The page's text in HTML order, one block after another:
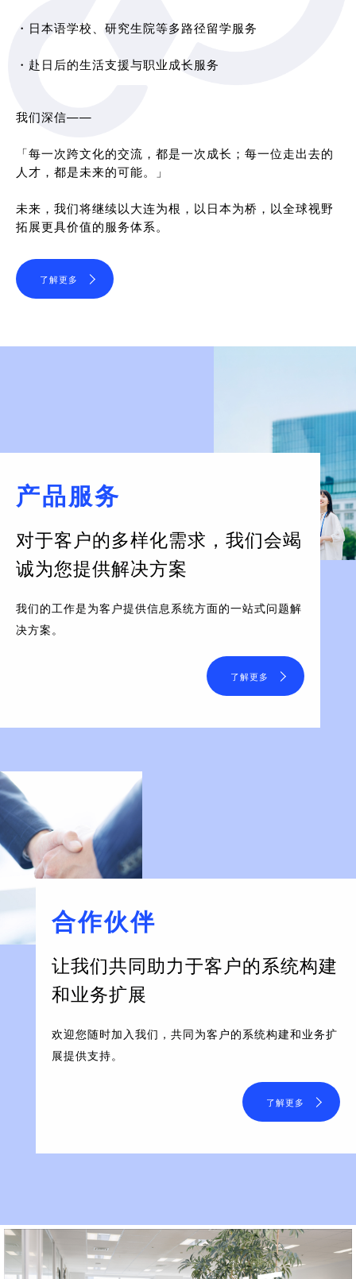
・日本语学校、研究生院等多路径留学服务
・赴日后的生活支援与职业成长服务
我们深信——
「每一次跨文化的交流，都是一次成长；每一位走出去的
人才，都是未来的可能。」
未来，我们将继续以大连为根，以日本为桥，以全球视野
拓展更具价值的服务体系。
了解更多
产品服务
对于客户的多样化需求， 我们会竭
诚为您提供解决方案
我们的工作是为客户提供信息系统方面的一站式问题解
决方案。
了解更多
合作伙伴
让我们共同助力于客户的系统构建
和业务扩展
欢迎您随时加入我们，共同为客户的系统构建和业务扩
展提供支持。
了解更多